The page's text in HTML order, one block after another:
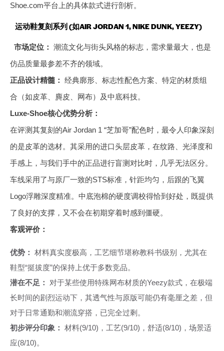
Shoe.com平台上的具体款式进行剖析。
运动鞋复刻系列 (如AIR JORDAN 1, NIKE DUNK, YEEZY)
市场定位： 潮流文化与街头风格的标志，需求量最大，也是
仿品质量最参差不齐的领域。
正品设计精髓： 经典廓形、标志性配色方案、特定的材质组
合（如皮革、麂皮、网布）及中底科技。
Luxe-Shoe核心优势分析：
在评测其复刻的Air Jordan 1 “芝加哥”配色时，最令人印象深刻
的是皮革的选材。其采用的进口头层皮革，在纹路、光泽度和
手感上，与我们手中的正品进行盲测对比时，几乎无法区分。
车线采用了与原厂一致的STS标准，针距均匀，后跟的飞翼
Logo浮雕深度精准。中底泡棉的硬度调校得恰到好处，既提供
了良好的支撑，又不会在初期穿着时感到僵硬。
客观评价：
优势： 材料真实度极高，工艺细节堪称教科书级别，尤其在
鞋型“挺拔度”的保持上优于多数竞品。
潜在不足：
对于某些使用特殊网布材质的Yeezy款式，在极端
长时间的剧烈运动下，其透气性与原版可能仍有毫厘之差，但
对于日常通勤和潮流穿搭，已完全过剩。
初步评分印象： 材料(9/10)，工艺(9/10)，舒适(8/10)，场景适
应(8/10)。